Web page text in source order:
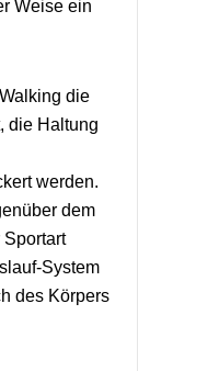
Weise ein
die
die Haltung
werden.
dem
System
des Körpers